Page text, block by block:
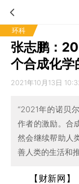
环科
张志鹏：
个合成化学
2021年10月13日
“2021年的诺贝
作者的激励。合
然会继续帮助人
善人类的生活和
【财新网